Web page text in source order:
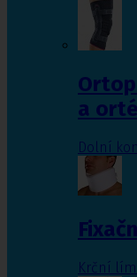
a
Dolní
Krční